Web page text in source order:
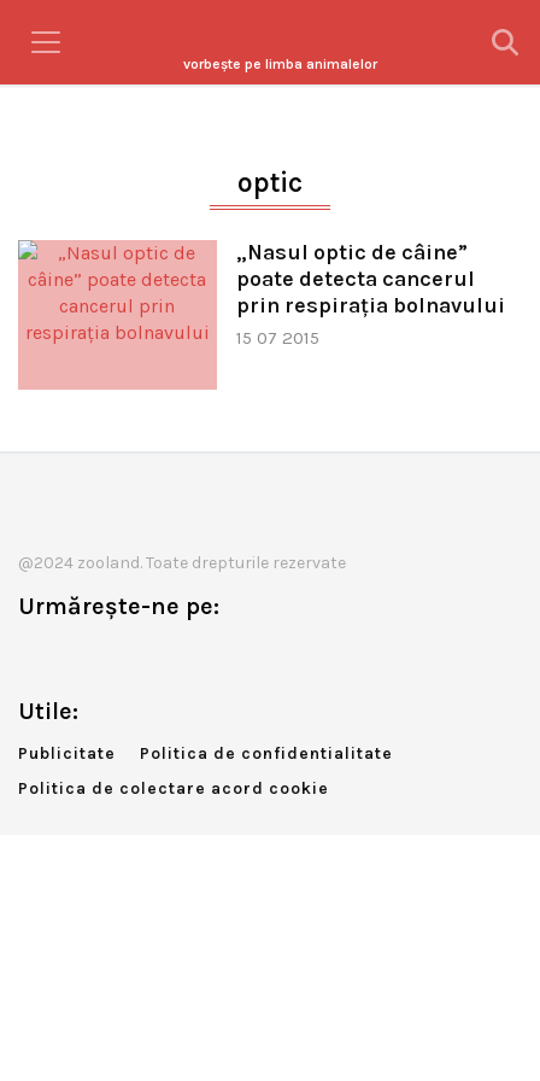
vorbeşte pe limba animalelor
optic
„Nasul optic de câine”
poate detecta cancerul
prin respiraţia bolnavului
15 07 2015
@2024 zooland. Toate drepturile rezervate
Urmărește-ne pe:
Utile:
Publicitate
Politica de confidentialitate
Politica de colectare acord cookie